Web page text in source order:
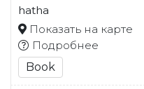
hatha
Показать на карте
Подробнее
Book